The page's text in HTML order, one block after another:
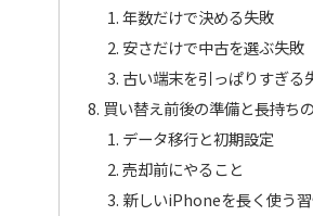
年数だけで決める失敗
安さだけで中古を選ぶ失敗
古い端末を引っぱりすぎる
買い替え前後の準備と長持ち
データ移行と初期設定
売却前にやること
新しいiPhoneを長く使う